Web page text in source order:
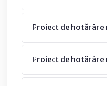
Proiect de hotărâre
Proiect de hotărâre